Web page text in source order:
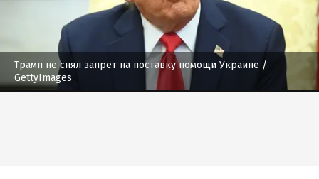
Трамп не снял запрет на поставку помощи Украине /
GettyImages